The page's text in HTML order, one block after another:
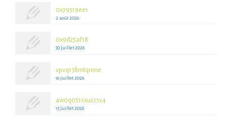
0x79519ee1
2 août 2026
0x9d25af18
30 juillet 2026
vpvq13llmtqnme
16 juillet 2026
4w0q051sxucc1v4
15 juillet 2026